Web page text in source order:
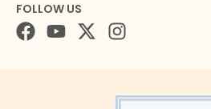
FOLLOW US